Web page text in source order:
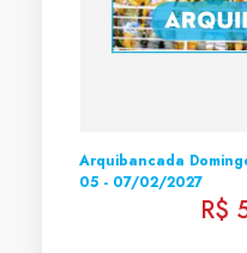
Arquibancada
05 - 07/02/2027
R$